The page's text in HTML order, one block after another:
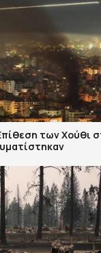
των Χούθι